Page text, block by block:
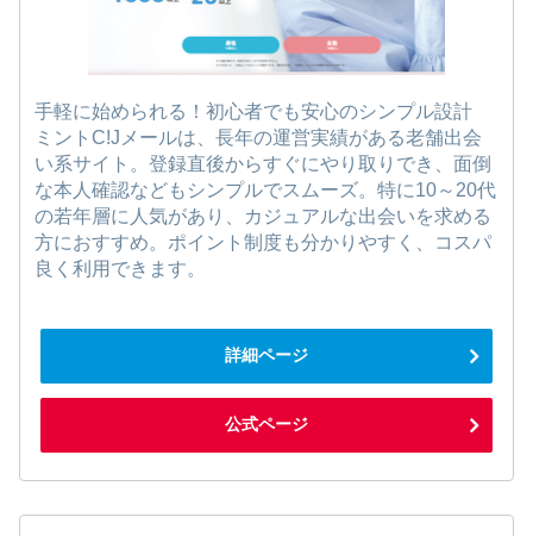
手軽に始められる！初心者でも安心のシンプル設計
ミントC!Jメールは、長年の運営実績がある老舗出会
い系サイト。登録直後からすぐにやり取りでき、面倒
な本人確認などもシンプルでスムーズ。特に10～20代
の若年層に人気があり、カジュアルな出会いを求める
方におすすめ。ポイント制度も分かりやすく、コスパ
良く利用できます。
詳細ページ
公式ページ